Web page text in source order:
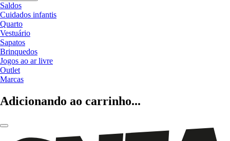
Saldos
Cuidados infantis
Quarto
Vestuário
Sapatos
Brinquedos
Jogos ao ar livre
Outlet
Marcas
Adicionando ao carrinho...